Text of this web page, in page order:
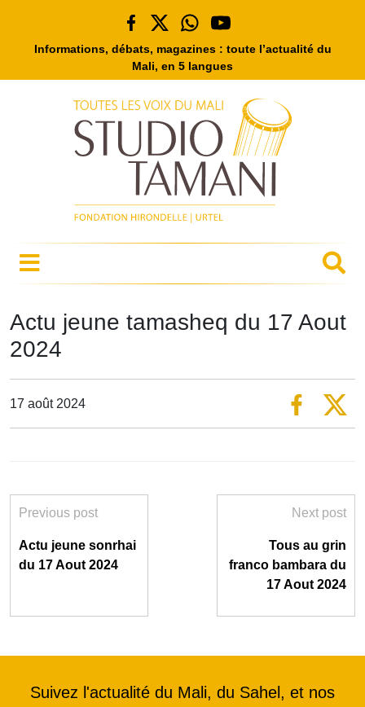
Informations, débats, magazines : toute l’actualité du
Mali, en 5 langues
Actu jeune tamasheq du 17 Aout
2024
17 août 2024
Previous post
Actu jeune sonrhai
du 17 Aout 2024
Next post
Tous au grin
franco bambara du
17 Aout 2024
Suivez l'actualité du Mali, du Sahel, et nos